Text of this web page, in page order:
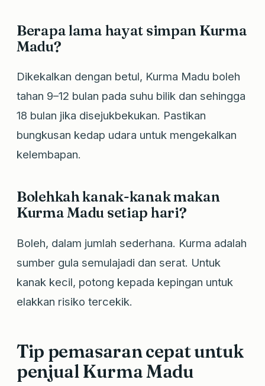
Berapa lama hayat simpan Kurma
Madu?
Dikekalkan dengan betul, Kurma Madu boleh
tahan 9–12 bulan pada suhu bilik dan sehingga
18 bulan jika disejukbekukan. Pastikan
bungkusan kedap udara untuk mengekalkan
kelembapan.
Bolehkah kanak-kanak makan
Kurma Madu setiap hari?
Boleh, dalam jumlah sederhana. Kurma adalah
sumber gula semulajadi dan serat. Untuk
kanak kecil, potong kepada kepingan untuk
elakkan risiko tercekik.
Tip pemasaran cepat untuk
penjual Kurma Madu